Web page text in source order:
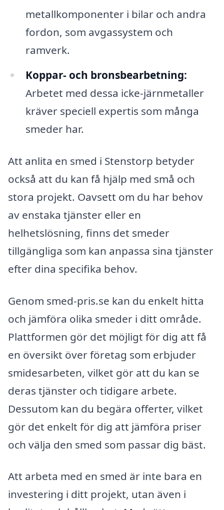
metallkomponenter i bilar och andra
fordon, som avgassystem och
ramverk.
Koppar- och bronsbearbetning:
Arbetet med dessa icke-järnmetaller
kräver speciell expertis som många
smeder har.
Att anlita en smed i Stenstorp betyder
också att du kan få hjälp med små och
stora projekt. Oavsett om du har behov
av enstaka tjänster eller en
helhetslösning, finns det smeder
tillgängliga som kan anpassa sina tjänster
efter dina specifika behov.
Genom smed-pris.se kan du enkelt hitta
och jämföra olika smeder i ditt område.
Plattformen gör det möjligt för dig att få
en översikt över företag som erbjuder
smidesarbeten, vilket gör att du kan se
deras tjänster och tidigare arbete.
Dessutom kan du begära offerter, vilket
gör det enkelt för dig att jämföra priser
och välja den smed som passar dig bäst.
Att arbeta med en smed är inte bara en
investering i ditt projekt, utan även i